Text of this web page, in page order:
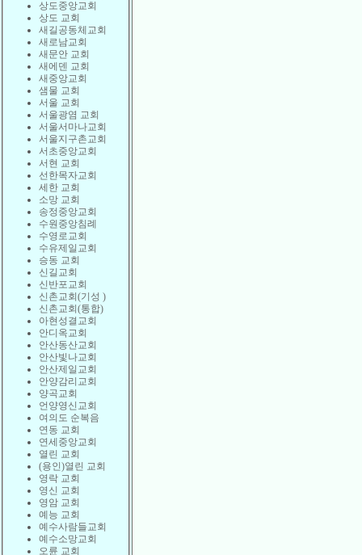
상도중앙교회
상도 교회
새길공동체교회
새로남교회
새문안 교회
새에덴 교회
새중앙교회
샘물 교회
서울 교회
서울광염 교회
서울서마나교회
서울지구촌교회
서초중앙교회
서현 교회
선한목자교회
세한 교회
소망 교회
송정중앙교회
수원중앙침례
수영로교회
수유제일교회
승동 교회
신길교회
신반포교회
신촌교회(기성 )
신촌교회(통합)
아현성결교회
안디옥교회
안산동산교회
안산빛나교회
안산제일교회
안양감리교회
양곡교회
언양영신교회
여의도 순복음
연동 교회
연세중앙교회
열린 교회
(용인)열린 교회
영락 교회
영신 교회
영암 교회
예능 교회
예수사람들교회
예수소망교회
오륜 교회